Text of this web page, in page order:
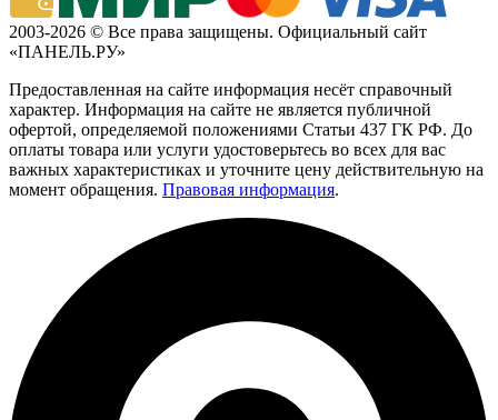
2003-2026 © Все права защищены. Официальный сайт
«ПАНЕЛЬ.РУ»
Предоставленная на сайте информация несёт справочный
характер. Информация на сайте не является публичной
офертой, определяемой положениями Статьи 437 ГК РФ. До
оплаты товара или услуги удостоверьтесь во всех для вас
важных характеристиках и уточните цену действительную на
момент обращения. Правовая информация.